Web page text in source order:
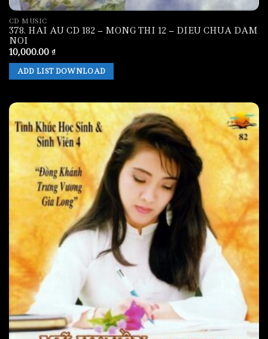
CD MUSIC
378. HAI AU CD 182 – MONG THI 12 – DIEU CHUA DAM
NOI
10,000.00 ₫
ADD LIST DOWNLOAD